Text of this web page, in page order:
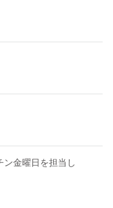
ン金曜日を担当し